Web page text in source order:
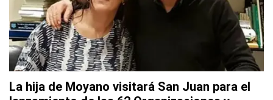
La hija de Moyano visitará San Juan para el